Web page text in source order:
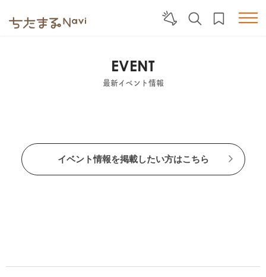
EVENT
最新イベント情報
イベント情報を掲載したい方はこちら